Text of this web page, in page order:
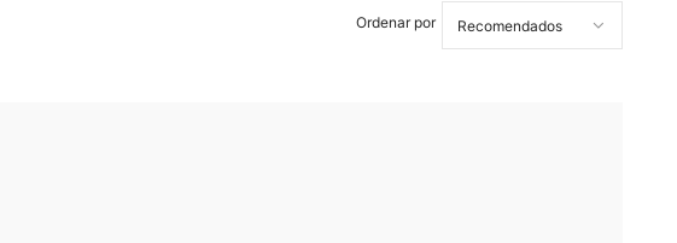
Ordenar por